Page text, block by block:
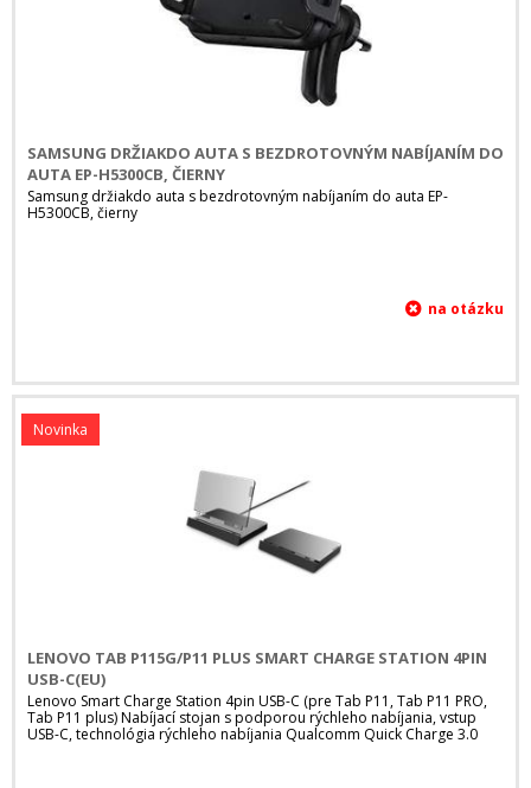
SAMSUNG DRŽIAKDO AUTA S BEZDROTOVNÝM NABÍJANÍM DO
AUTA EP-H5300CB, ČIERNY
Samsung držiakdo auta s bezdrotovným nabíjaním do auta EP-
H5300CB, čierny
LENOVO TAB P115G/P11 PLUS SMART CHARGE STATION 4PIN
USB-C(EU)
Lenovo Smart Charge Station 4pin USB-C (pre Tab P11, Tab P11 PRO,
Tab P11 plus) Nabíjací stojan s podporou rýchleho nabíjania, vstup
USB-C, technológia rýchleho nabíjania Qualcomm Quick Charge 3.0
Novinka